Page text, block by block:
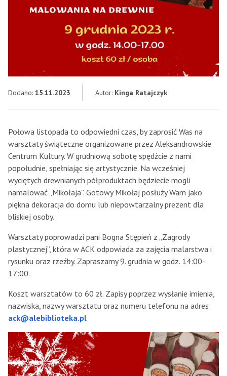
Dodano: 15.11.2023 Autor: Kinga Ratajczyk
Połowa listopada to odpowiedni czas, by zaprosić Was na
warsztaty świąteczne organizowane przez Aleksandrowskie
Centrum Kultury. W grudniową sobotę spędźcie z nami
popołudnie, spełniając się artystycznie. Na wcześniej
wyciętych drewnianych półproduktach będziecie mogli
namalować „Mikołaja”. Gotowy Mikołaj posłuży Wam jako
piękna dekoracja do domu lub niepowtarzalny prezent dla
bliskiej osoby.
Warsztaty poprowadzi pani Bogna Stępień z „Zagrody
plastycznej”, która w ACK odpowiada za zajęcia malarstwa i
rysunku oraz rzeźby. Zapraszamy 9. grudnia w godz. 14:00-
17:00.
Koszt warsztatów to 60 zł. Zapisy poprzez wysłanie imienia,
nazwiska, nazwy warsztatu oraz numeru telefonu na adres:
ack@alebiblioteka.pl